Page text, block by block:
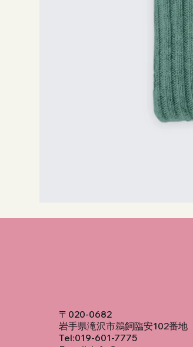
〒020-0682
岩手県滝沢市鵜飼臨安102番地
Tel:019-601-7775